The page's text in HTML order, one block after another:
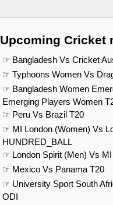
Upcoming Cricket
☞ Bangladesh Vs Cricket
☞ Typhoons Women Vs
☞ Bangladesh Women
Emerging Players Women
☞ Peru Vs Brazil T20
☞ MI London (Women) Vs
HUNDRED_BALL
☞ London Spirit (Men) Vs
☞ Mexico Vs Panama T20
☞ University Sport South
ODI